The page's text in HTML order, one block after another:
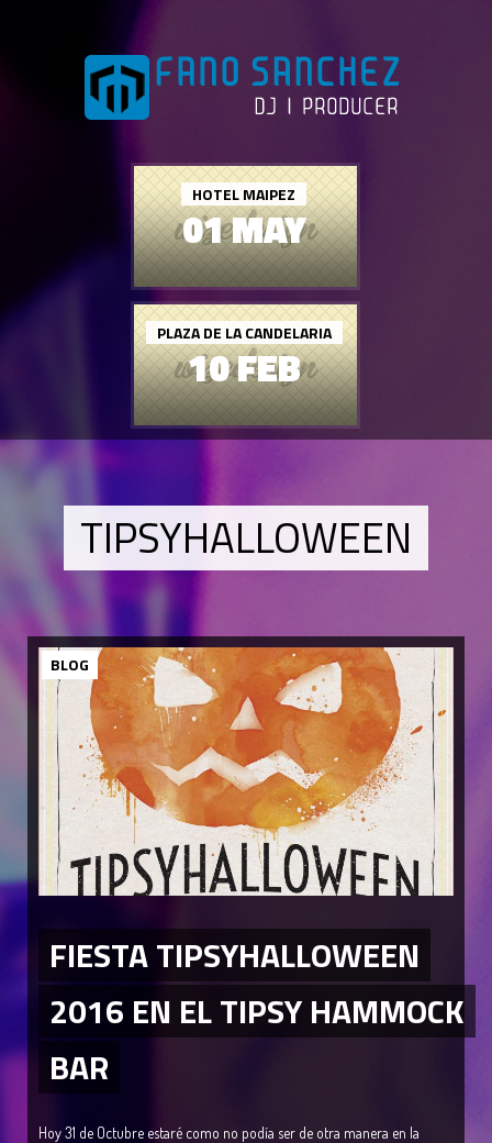
01 MAY
HOTEL MAIPEZ
10 FEB
PLAZA DE LA CANDELARIA
TIPSYHALLOWEEN
BLOG
FIESTA TIPSYHALLOWEEN
2016 EN EL TIPSY HAMMOCK
BAR
Hoy 31 de Octubre estaré como no podía ser de otra manera en la